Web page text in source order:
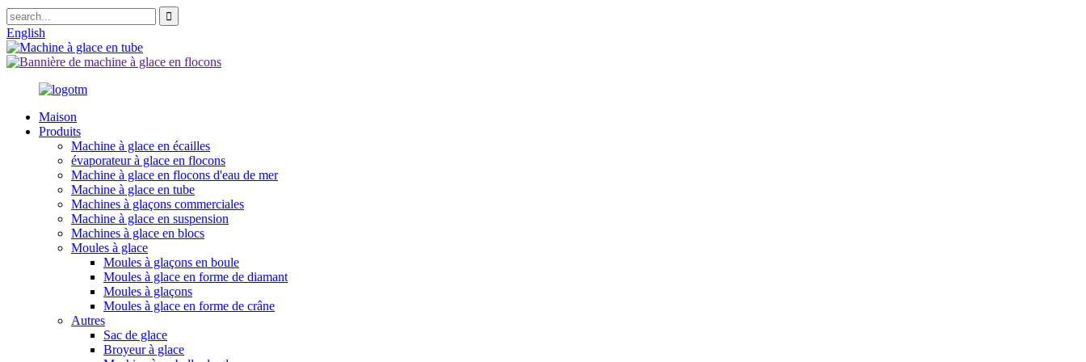
English
Maison
Produits
Machine à glace en écailles
évaporateur à glace en flocons
Machine à glace en flocons d'eau de mer
Machine à glace en tube
Machines à glaçons commerciales
Machine à glace en suspension
Machines à glace en blocs
Moules à glace
Moules à glaçons en boule
Moules à glace en forme de diamant
Moules à glaçons
Moules à glace en forme de crâne
Autres
Sac de glace
Broyeur à glace